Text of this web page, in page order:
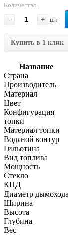
Количество
-
+ шт
Купить в 1 клик
Название
Страна
Производитель
Материал
Цвет
Конфигурация
топки
Материал топки
Водяной контур
Гильотина
Вид топлива
Мощность
Стекло
КПД
Диаметр дымохода
Ширина
Высота
Глубина
Вес